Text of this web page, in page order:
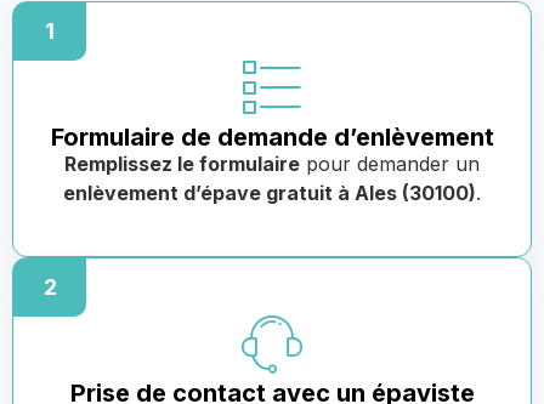
1
Formulaire de demande d’enlèvement
Remplissez le formulaire pour demander un
enlèvement d’épave gratuit à Ales (30100).
2
Prise de contact avec un épaviste